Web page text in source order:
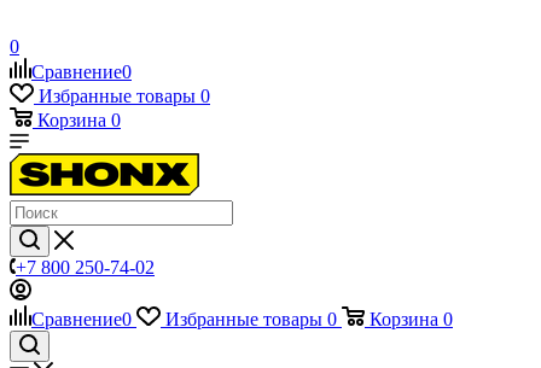
0
Сравнение0
Избранные товары 0
Корзина 0
+7 800 250-74-02
Сравнение0 Избранные товары 0 Корзина 0